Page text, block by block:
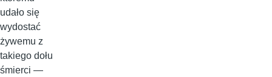
udało się
wydostać
żywemu z
takiego dołu
śmierci —